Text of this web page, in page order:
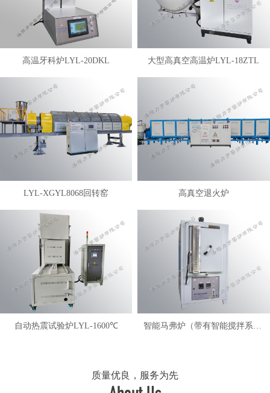
高温牙科炉LYL-20DKL 大型高真空高温炉LYL-18ZTL
LYL-XGYL8068回转窑 高真空退火炉
自动热震试验炉LYL-1600℃
质量优良，服务为先